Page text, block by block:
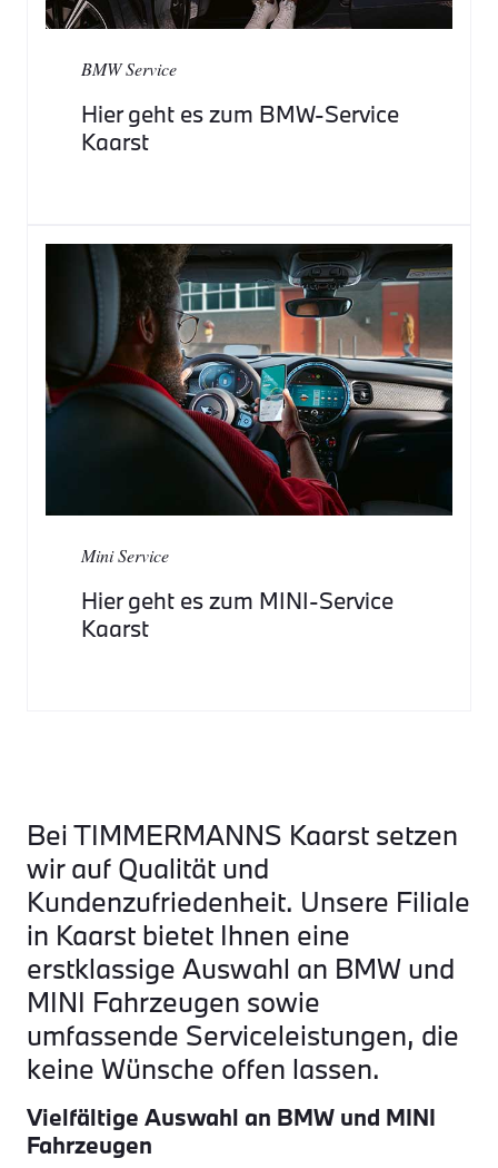
BMW Service
Hier geht es zum BMW-Service
Kaarst
Mini Service
Hier geht es zum MINI-Service
Kaarst
Bei TIMMERMANNS Kaarst setzen
wir auf Qualität und
Kundenzufriedenheit. Unsere Filiale
in Kaarst bietet Ihnen eine
erstklassige Auswahl an BMW und
MINI Fahrzeugen sowie
umfassende Serviceleistungen, die
keine Wünsche offen lassen.
Vielfältige Auswahl an BMW und MINI
Fahrzeugen